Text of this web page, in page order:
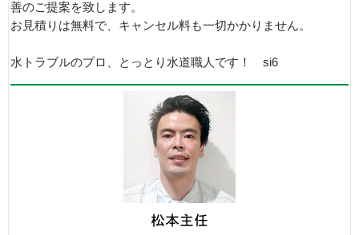
善のご提案を致します。
お見積りは無料で、キャンセル料も一切かかりません。
水トラブルのプロ、とっとり水道職人です！ si6